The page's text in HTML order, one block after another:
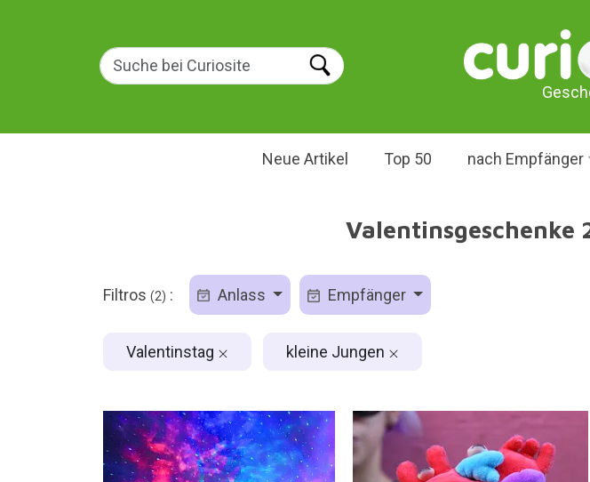
Neue Artikel Top 50 nach Empfänger
Valentinsgeschenke
Filtros (2) : Anlass Empfänger
Valentinstag kleine Jungen